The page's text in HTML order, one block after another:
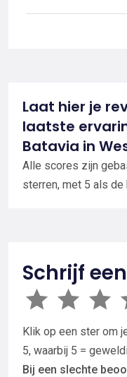
Laat hier je
laatste
Batavia in
Alle scores zijn
sterren, met 5 als
Schrijf
Klik op een ster om
5, waarbij 5 =
Bij een slechte